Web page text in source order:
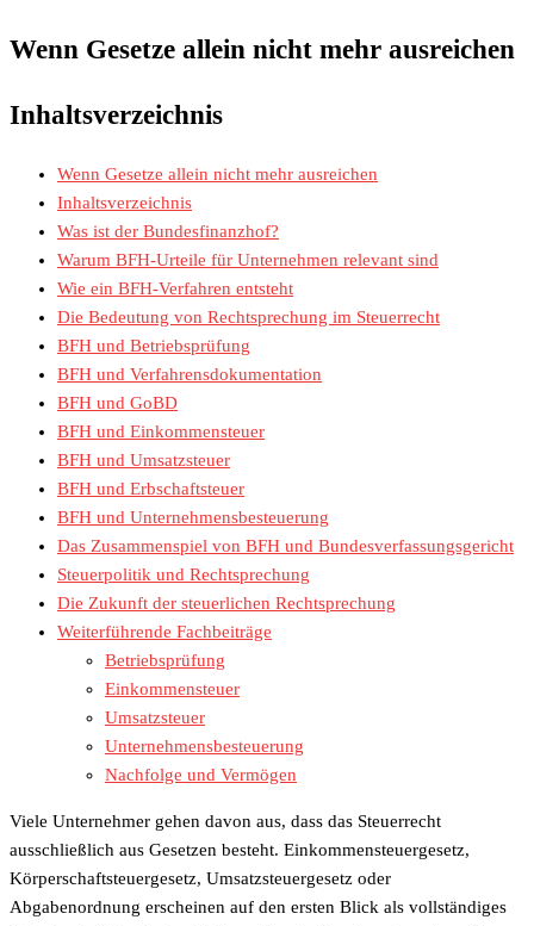
Wenn Gesetze allein nicht mehr ausreichen
Inhaltsverzeichnis
Wenn Gesetze allein nicht mehr ausreichen
Inhaltsverzeichnis
Was ist der Bundesfinanzhof?
Warum BFH-Urteile für Unternehmen relevant sind
Wie ein BFH-Verfahren entsteht
Die Bedeutung von Rechtsprechung im Steuerrecht
BFH und Betriebsprüfung
BFH und Verfahrensdokumentation
BFH und GoBD
BFH und Einkommensteuer
BFH und Umsatzsteuer
BFH und Erbschaftsteuer
BFH und Unternehmensbesteuerung
Das Zusammenspiel von BFH und Bundesverfassungsgericht
Steuerpolitik und Rechtsprechung
Die Zukunft der steuerlichen Rechtsprechung
Weiterführende Fachbeiträge
Betriebsprüfung
Einkommensteuer
Umsatzsteuer
Unternehmensbesteuerung
Nachfolge und Vermögen
Viele Unternehmer gehen davon aus, dass das Steuerrecht
ausschließlich aus Gesetzen besteht. Einkommensteuergesetz,
Körperschaftsteuergesetz, Umsatzsteuergesetz oder
Abgabenordnung erscheinen auf den ersten Blick als vollständiges